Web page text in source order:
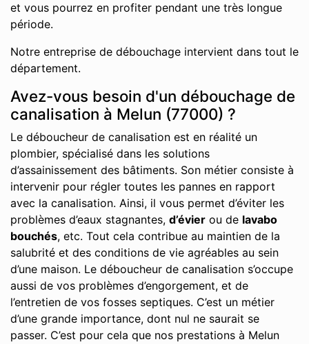
et vous pourrez en profiter pendant une très longue
période.
Notre entreprise de débouchage intervient dans tout le
département.
Avez-vous besoin d'un débouchage de
canalisation à Melun (77000) ?
Le déboucheur de canalisation est en réalité un
plombier, spécialisé dans les solutions
d’assainissement des bâtiments. Son métier consiste à
intervenir pour régler toutes les pannes en rapport
avec la canalisation. Ainsi, il vous permet d’éviter les
problèmes d’eaux stagnantes, d’évier ou de lavabo
bouchés, etc. Tout cela contribue au maintien de la
salubrité et des conditions de vie agréables au sein
d’une maison. Le déboucheur de canalisation s’occupe
aussi de vos problèmes d’engorgement, et de
l’entretien de vos fosses septiques. C’est un métier
d’une grande importance, dont nul ne saurait se
passer. C’est pour cela que nos prestations à Melun